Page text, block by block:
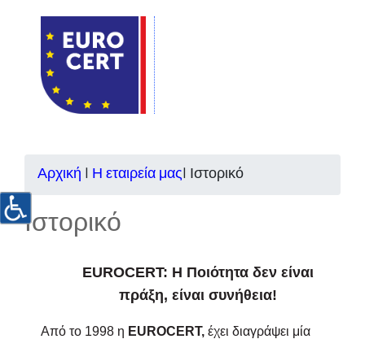
Αρχική | Η εταιρεία μας| Ιστορικό
Ιστορικό
EUROCERT: Η Ποιότητα δεν είναι
πράξη, είναι συνήθεια!
Από το 1998 η EUROCERT, έχει διαγράψει μία